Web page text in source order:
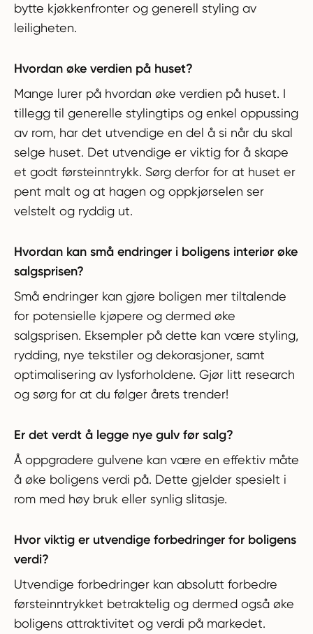
bytte kjøkkenfronter og generell styling av
leiligheten.
Hvordan øke verdien på huset?
Mange lurer på hvordan øke verdien på huset. I
tillegg til generelle stylingtips og enkel oppussing
av rom, har det utvendige en del å si når du skal
selge huset. Det utvendige er viktig for å skape
et godt førsteinntrykk. Sørg derfor for at huset er
pent malt og at hagen og oppkjørselen ser
velstelt og ryddig ut.
Hvordan kan små endringer i boligens interiør øke
salgsprisen?
Små endringer kan gjøre boligen mer tiltalende
for potensielle kjøpere og dermed øke
salgsprisen. Eksempler på dette kan være styling,
rydding, nye tekstiler og dekorasjoner, samt
optimalisering av lysforholdene. Gjør litt research
og sørg for at du følger årets trender!
Er det verdt å legge nye gulv før salg?
Å oppgradere gulvene kan være en effektiv måte
å øke boligens verdi på. Dette gjelder spesielt i
rom med høy bruk eller synlig slitasje.
Hvor viktig er utvendige forbedringer for boligens
verdi?
Utvendige forbedringer kan absolutt forbedre
førsteinntrykket betraktelig og dermed også øke
boligens attraktivitet og verdi på markedet.